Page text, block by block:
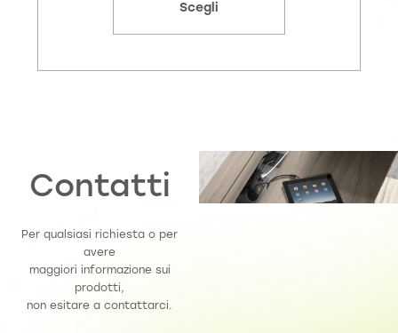
Scegli
Contatti
Per qualsiasi richiesta o per
avere
maggiori informazione sui
prodotti,
non esitare a contattarci.